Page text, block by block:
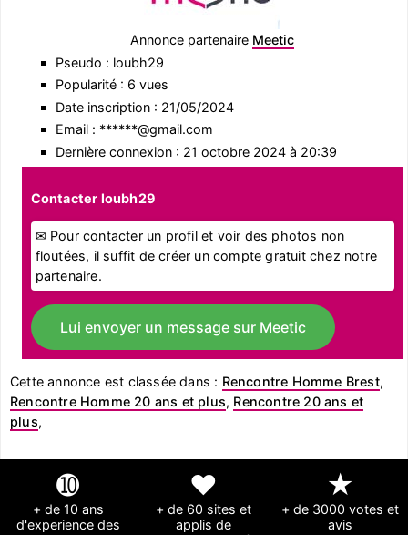
Annonce partenaire Meetic
Pseudo : loubh29
Popularité : 6 vues
Date inscription : 21/05/2024
Email : ******@gmail.com
Dernière connexion : 21 octobre 2024 à 20:39
Contacter loubh29
✉ Pour contacter un profil et voir des photos non
floutées, il suffit de créer un compte gratuit chez notre
partenaire.
Lui envoyer un message sur Meetic
Cette annonce est classée dans : Rencontre Homme Brest,
Rencontre Homme 20 ans et plus, Rencontre 20 ans et
plus,
➓
+ de 10 ans
d'experience des
❤
+ de 60 sites et
applis de
★
+ de 3000 votes et
avis